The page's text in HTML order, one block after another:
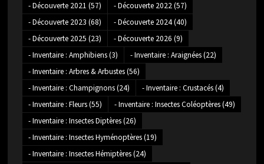
- Découverte 2021 (57) - Découverte 2022(57)
- Découverte 2023 (68) - Découverte 2024(40)
- Découverte 2025 (23) - Découverte 2026 (9)
- Inventaire : Amphibiens(3) - Inventaire : Araignées(22)
- Inventaire : Arbres & Arbustes(56)
- Inventaire : Champignons(24) - Inventaire : Crustacés(4)
- Inventaire : Fleurs(55) - Inventaire : Insectes Coléoptères(49)
- Inventaire : Insectes Diptères(26)
- Inventaire : Insectes Hyménoptères(19)
- Inventaire : Insectes Hémiptères(24)